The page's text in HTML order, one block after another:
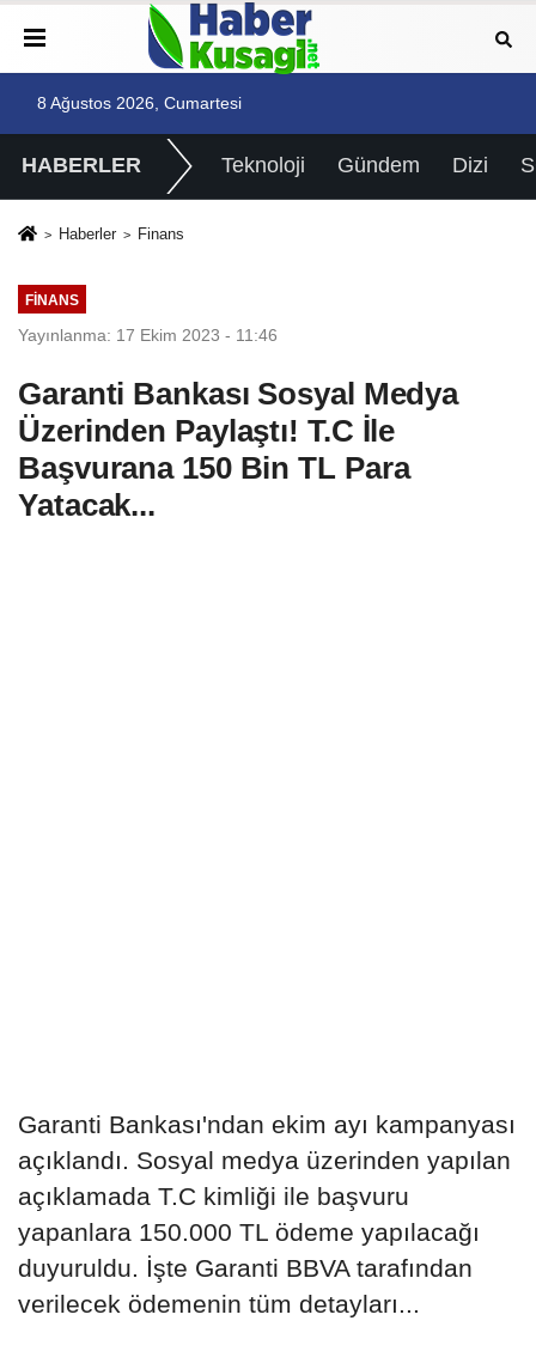
8 Ağustos 2026, Cumartesi
HABERLER Teknoloji Gündem Dizi
Haberler Finans
FINANS
Yayınlanma: 17 Ekim 2023 - 11:46
Garanti Bankası Sosyal Medya
Üzerinden Paylaştı! T.C İle
Başvurana 150 Bin TL Para
Yatacak...
Garanti Bankası'ndan ekim ayı kampanyası
açıklandı. Sosyal medya üzerinden yapılan
açıklamada T.C kimliği ile başvuru
yapanlara 150.000 TL ödeme yapılacağı
duyuruldu. İşte Garanti BBVA tarafından
verilecek ödemenin tüm detayları...